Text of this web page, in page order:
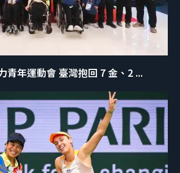
青年運動會 臺灣抱回 7 金、2 ...